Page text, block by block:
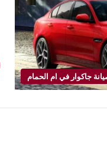
جاكوار في ام الحمام